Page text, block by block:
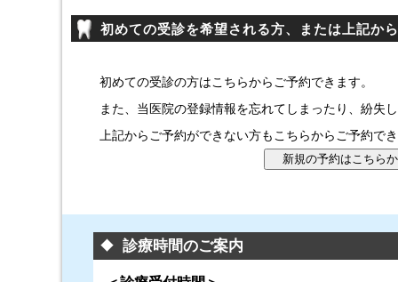
初めての受診を希望される方、または上記か
初めての受診の方はこちらからご予約できます。
また、当医院の登録情報を忘れてしまったり、紛失
上記からご予約ができない方もこちらからご予約で
診療時間のご案内